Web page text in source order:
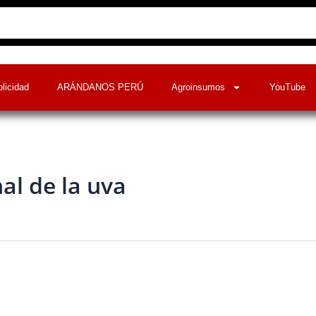
ARÁNDANOS PERÚ Agroinsumos YouTube
de la uva